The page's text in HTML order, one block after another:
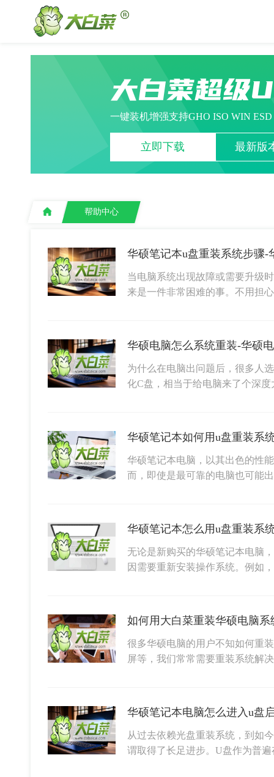
大白菜超级
一键装机增强支持GHO ISO WIN
立即下载 最新版
帮助中心
当电脑系统出现故障或需要升级
来是一件非常困难的事。不用担
华硕电脑怎么系统重装-华硕
为什么在电脑出问题后，很多人
化C盘，相当于给电脑来了个深
华硕笔记本电脑，以其出色的性
而，即使是最可靠的电脑也可能
华硕笔记本怎么用u盘重装系
无论是新购买的华硕笔记本电脑
因需要重新安装操作系统。例如
如何用大白菜重装华硕电脑系
很多华硕电脑的用户不知如何重
屏等，我们常常需要重装系统解
华硕笔记本电脑怎么进入u盘
从过去依赖光盘重装系统，到如
谓取得了长足进步。U盘作为普